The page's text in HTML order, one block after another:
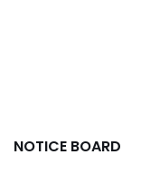
NOTICE BOARD